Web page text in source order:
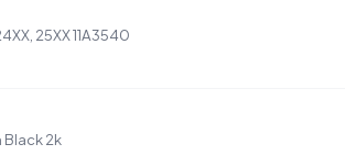
25XX 11A3540
Black 2k